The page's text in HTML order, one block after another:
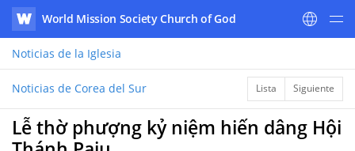
WATV
World Mission Society Church of God
Noticias de la Iglesia
Noticias de Corea del Sur Lista Siguiente
Lễ thờ phượng kỷ niệm hiến dâng Hội